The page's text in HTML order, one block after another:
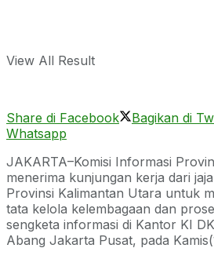
View All Result
Share di Facebook Bagikan di
Whatsapp
JAKARTA–Komisi Informasi
menerima kunjungan kerja dari
Provinsi Kalimantan Utara untuk
tata kelola kelembagaan dan
sengketa informasi di Kantor KI
Abang Jakarta Pusat, pada